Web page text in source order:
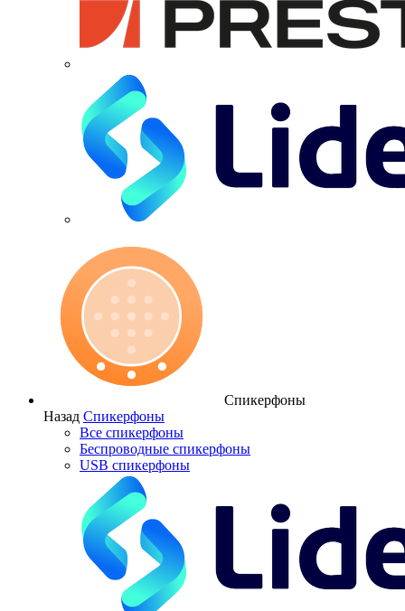
Спикерфоны
Назад Спикерфоны
Все спикерфоны
Беспроводные спикерфоны
USB спикерфоны